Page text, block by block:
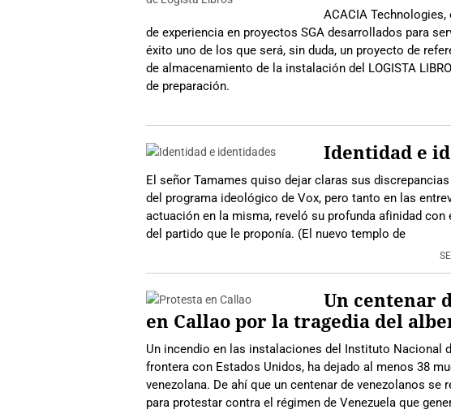
ACACIA
de experiencia en proyectos SGA desarrollados para
éxito uno de los que será, sin duda, un proyecto de
de almacenamiento de la instalación del LOGISTA
de preparación.
Identidad e
El señor Tamames quiso dejar claras sus
del programa ideológico de Vox, pero tanto en las
actuación en la misma, reveló su profunda afinidad
del partido que le proponía. (El nuevo templo de
Un centenar
en Callao por la tragedia del
Un incendio en las instalaciones del Instituto Nacional
frontera con Estados Unidos, ha dejado al menos 38
venezolana. De ahí que un centenar de venezolanos se
para protestar contra el régimen de Venezuela que